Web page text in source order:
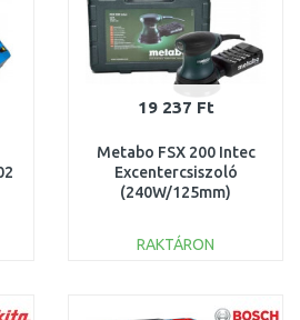
19 237 Ft
Metabo FSX 200 Intec
Excentercsiszoló
(240W/125mm)
RAKTÁRON
Összehasonlítás